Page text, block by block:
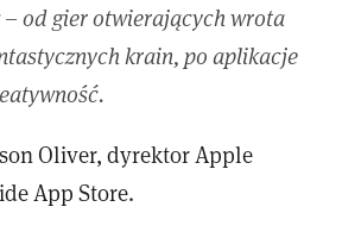
od gier otwierających wrota
krain, po aplikacje
Oliver, dyrektor Apple
App Store.